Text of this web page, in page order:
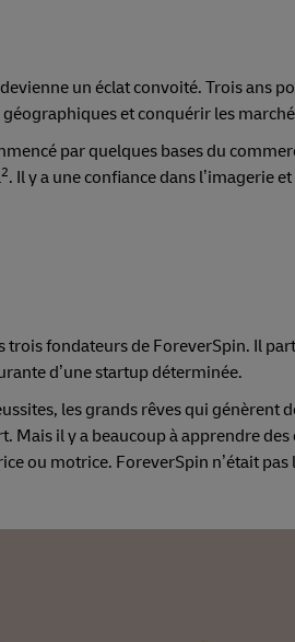
un éclat convoité. Trois ans
et conquérir les
par quelques bases du
2. Il y a une confiance dans l’imagerie
fondateurs de ForeverSpin. Il
d’une startup déterminée.
les grands rêves qui génèrent
il y a beaucoup à apprendre des
ou motrice. ForeverSpin n’était